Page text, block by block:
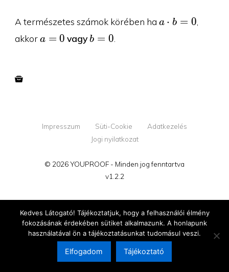
A természetes számok körében ha a\cdot
a ⋅ b = 0
akkora=0
a = 0 vagyb=0
b = 0
Impresszum Süti-Cookie
Adatkezelés
Jogi nyilatkozat
© 2026 YOUPROOF - Minden jog fenntartva
v1.2.2
Megújultunk!Tovább az új oldalra →
Kedves Látogató! Tájékoztatjuk, hogy a felhasználói élmény
fokozásának érdekében sütiket alkalmazunk. A honlapunk
használatával ön a tájékoztatásunkat tudomásul veszi.
Elfogadom Tájékoztató